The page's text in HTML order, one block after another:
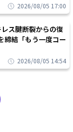
2026/08/05 17:00
ス腱断裂からの復
締結「もう一度コー
2026/08/05 14:54